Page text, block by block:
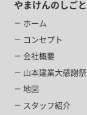
やまけんのしごと
ホーム
コンセプト
会社概要
山本建業大感謝祭
地図
スタッフ紹介